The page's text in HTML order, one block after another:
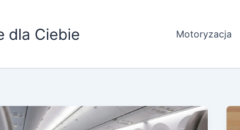
dla Ciebie Motoryzacja